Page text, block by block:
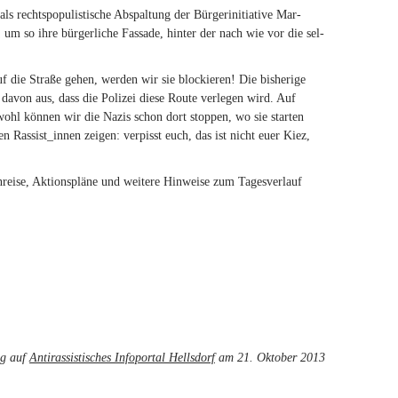
rechts­po­pu­lis­ti­sche Ab­spal­tung der Bür­ger­initia­ti­ve Mar­
so ihre bür­ger­li­che Fas­sa­de, hin­ter der nach wie vor die sel­
die Stra­ße gehen, wer­den wir sie blo­ckie­ren! Die bis­he­ri­ge
aus, dass die Po­li­zei diese Route ver­le­gen wird. Auf
kön­nen wir die Nazis schon dort stop­pen, wo sie star­ten
zei­gen: ver­pisst euch, das ist nicht euer Kiez,
Ak­ti­ons­plä­ne und wei­te­re Hin­wei­se zum Ta­ges­ver­lauf
aufAntirassistisches Infoportal Hellsdorfam 21. Oktober 2013